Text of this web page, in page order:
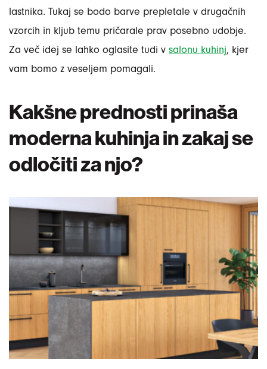
lastnika. Tukaj se bodo barve prepletale v drugačnih
vzorcih in kljub temu pričarale prav posebno udobje.
Za več idej se lahko oglasite tudi v salonu kuhinj, kjer
vam bomo z veseljem pomagali.
Kakšne prednosti prinaša
moderna kuhinja in zakaj se
odločiti za njo?